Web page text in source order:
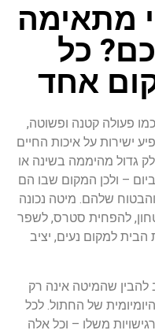
מתאימה
כל
אחד
פעולה קטנה ופשוטה,
ישירות על איכות החיים
גדול מהיממה בשינה או
מעל 12-16 שעות ביום – ולכן המקום שבו הם
שלהם. מיטה נכונה
להפחית סטרס, לשפר
למקום נעים, יציב
שהמיטה אינה רק
של החתול. לכל
משלו – וכל אלה